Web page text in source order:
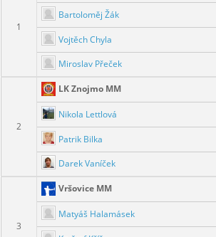
1
Bartoloměj Žák
Vojtěch Chyla
Miroslav Přeček
2
LK Znojmo MM
Nikola Lettlová
Patrik Bilka
Darek Vaníček
3
Vršovice MM
Matyáš Halamásek